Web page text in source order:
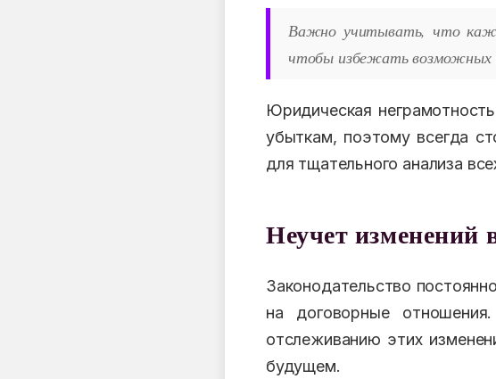
Важно учитывать, что
чтобы избежать возможных
Юридическая
убыткам, поэтому всегда
для тщательного анализа
Неучет изменений
Законодательство
на договорные
отслеживанию этих
будущем.